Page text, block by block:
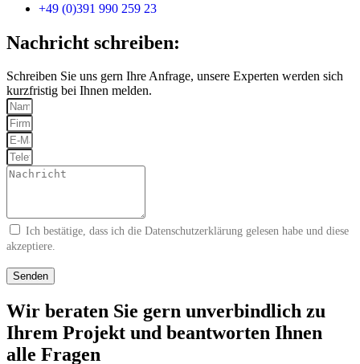
+49 (0)391 990 259 23
Nachricht schreiben:
Schreiben Sie uns gern Ihre Anfrage, unsere Experten werden sich
kurzfristig bei Ihnen melden.
Ich bestätige, dass ich die Datenschutzerklärung gelesen habe und diese
akzeptiere.
Senden
Wir beraten Sie gern unverbindlich zu
Ihrem Projekt und beantworten Ihnen
alle Fragen